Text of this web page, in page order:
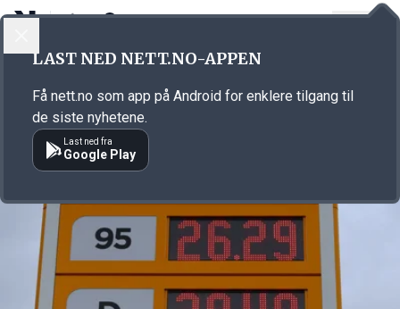
Annonsørinnhold
LAST NED NETT.NO-APPEN
Få nett.no som app på Android for enklere tilgang til
de siste nyhetene.
Last ned fra
Google Play